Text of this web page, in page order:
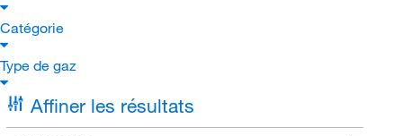
Catégorie
Type de gaz
Affiner les résultats